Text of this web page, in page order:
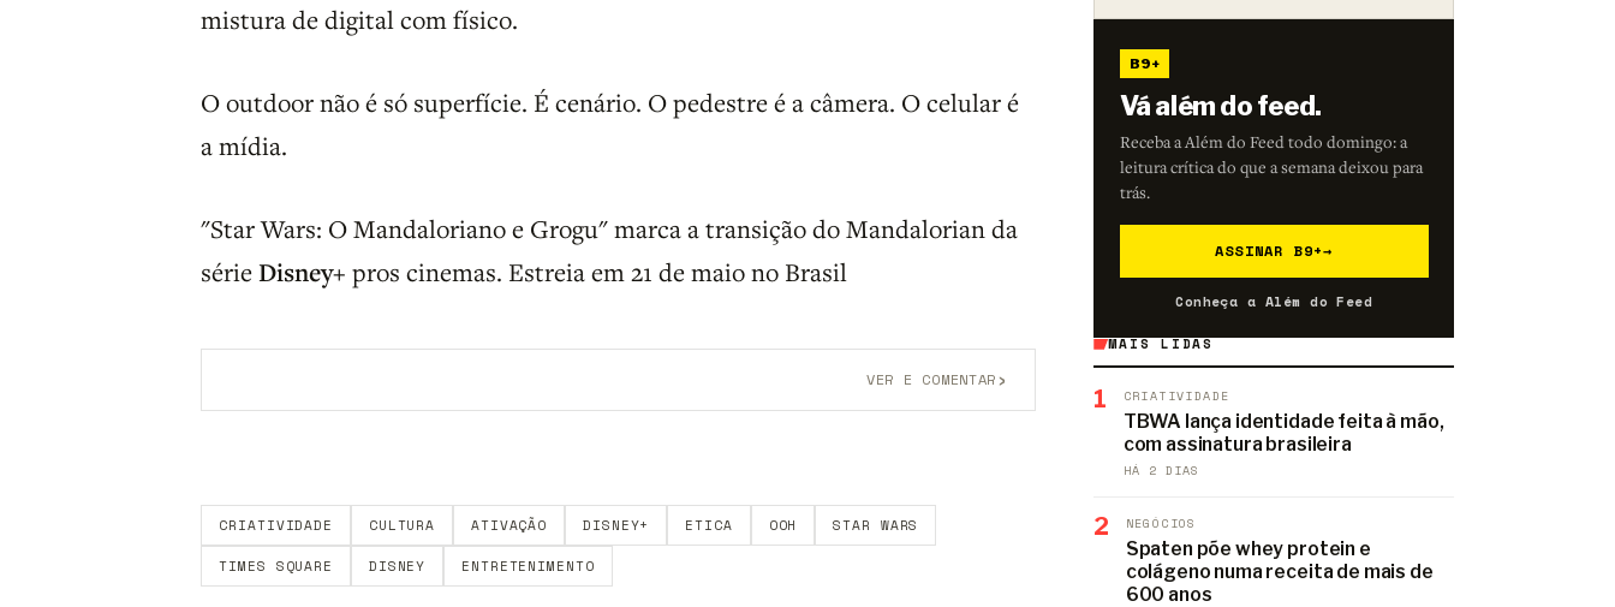
mistura de digital com físico.
O outdoor não é só superfície. É cenário. O pedestre é a câmera. O celular é
a mídia.
"Star Wars: O Mandaloriano e Grogu" marca a transição do Mandalorian da
sérieDisney+ pros cinemas. Estreia em 21 de maio no Brasil
VER E COMENTAR›
CRIATIVIDADE CULTURA ATIVAÇÃO DISNEY+ ETICA OOH STAR WARS
TIMES SQUARE DISNEY ENTRETENIMENTO
B9+
Vá além do feed.
Receba a Além do Feed todo domingo: a
leitura crítica do que a semana deixou para
trás.
ASSINAR B9+→
Conheça a Além do Feed
MAIS LIDAS
1 CRIATIVIDADE
TBWA lança identidade feita à mão,
com assinatura brasileira
HÁ 2 DIAS
2 NEGÓCIOS
Spaten põe whey protein e
colágeno numa receita de mais de
600 anos